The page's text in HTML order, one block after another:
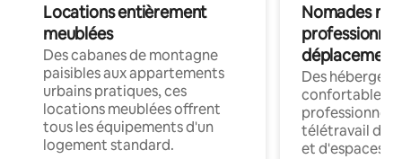
Locations entièrement
meublées
Des cabanes de montagne
paisibles aux appartements
urbains pratiques, ces
locations meublées offrent
tous les équipements d'un
logement standard.
Nomades
déplacement
Des
confortables
professionnels
télétravail
et d'espaces